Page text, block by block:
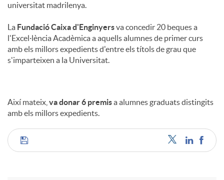
universitat madrilenya.
La Fundació Caixa d'Enginyersva concedir 20 beques a
l'Excel·lència Acadèmica a aquells alumnes de primer curs
amb els millors expedients d'entre els títols de grau que
s'imparteixen a la Universitat.
Així mateix, va donar 6 premisa alumnes graduats distingits
amb els millors expedients.
C